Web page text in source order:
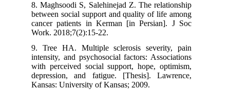
8. Maghsoodi S, Salehinejad Z. The
between social support and quality of
cancer patients in Kerman [in
Work. 2018;7(2):15-22.
9. Tree HA. Multiple sclerosis
intensity, and psychosocial factors:
with perceived social support, hope,
depression, and fatigue. [Thesis].
Kansas: University of Kansas; 2009.